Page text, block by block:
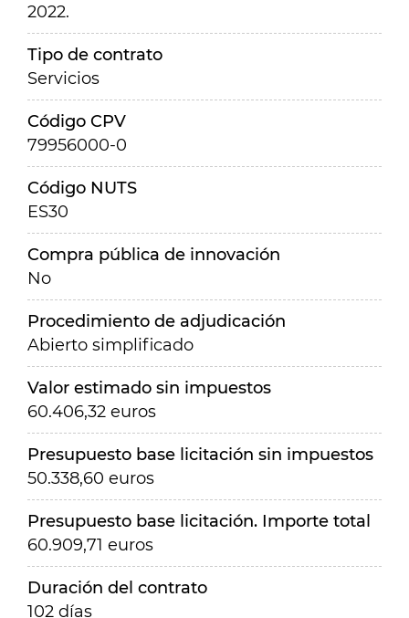
2022.
Tipo de contrato
Servicios
Código CPV
79956000-0
Código NUTS
ES30
Compra pública de innovación
No
Procedimiento de adjudicación
Abierto simplificado
Valor estimado sin impuestos
60.406,32 euros
Presupuesto base licitación sin impuestos
50.338,60 euros
Presupuesto base licitación. Importe total
60.909,71 euros
Duración del contrato
102 días